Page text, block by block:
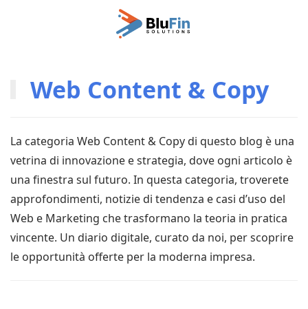
Web Content & Copy
La categoria Web Content & Copy di questo blog è una
vetrina di innovazione e strategia, dove ogni articolo è
una finestra sul futuro. In questa categoria, troverete
approfondimenti, notizie di tendenza e casi d’uso del
Web e Marketing che trasformano la teoria in pratica
vincente. Un diario digitale, curato da noi, per scoprire
le opportunità offerte per la moderna impresa.